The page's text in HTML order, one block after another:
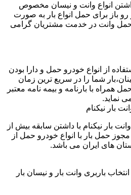
داشتن انواع وانت و نیسان مخصوص
برای حمل انواع بار به صورت
حمل وانت در خدمت مشتریان گرامی
از انواع خودرو حمل و دارا بودن
شما را در سریع ترین زمان
همراه با بارنامه و بیمه نامه معتبر
نماید.
بار نیکنام
بار نیکنام با داشتن سابقه بیش از
مجوز حمل بار با انواع خودرو حمل از
های ایران می باشد.
باربری وانت بار و نیسان بار